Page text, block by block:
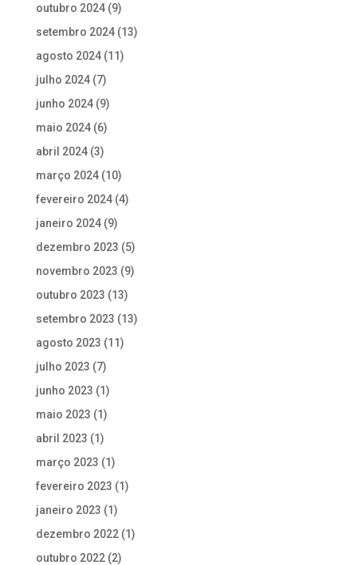
outubro 2024(9)
setembro 2024(13)
agosto 2024(11)
julho 2024(7)
junho 2024(9)
maio 2024(6)
abril 2024(3)
março 2024(10)
fevereiro 2024(4)
janeiro 2024(9)
dezembro 2023 (5)
novembro 2023 (9)
outubro 2023 (13)
setembro 2023 (13)
agosto 2023 (11)
julho 2023 (7)
junho 2023 (1)
maio 2023 (1)
abril 2023 (1)
março 2023 (1)
fevereiro 2023 (1)
janeiro 2023 (1)
dezembro 2022(1)
outubro 2022(2)